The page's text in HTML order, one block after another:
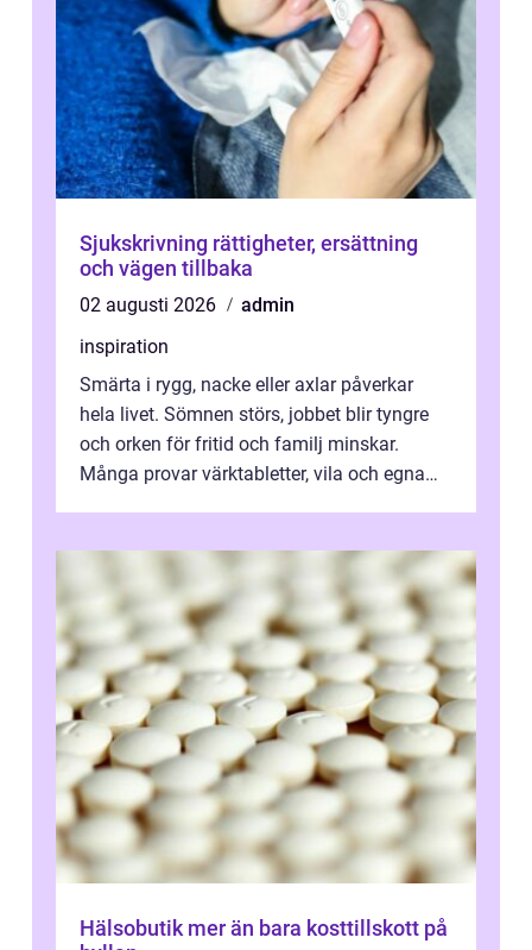
Sjukskrivning rättigheter, ersättning
och vägen tillbaka
02 augusti 2026
admin
inspiration
Smärta i rygg, nacke eller axlar påverkar
hela livet. Sömnen störs, jobbet blir tyngre
och orken för fritid och familj minskar.
Många provar värktabletter, vila och egna
Hälsobutik mer än bara kosttillskott på